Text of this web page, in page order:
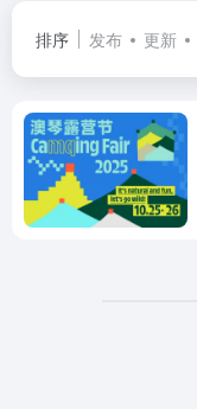
排序 发布 更新